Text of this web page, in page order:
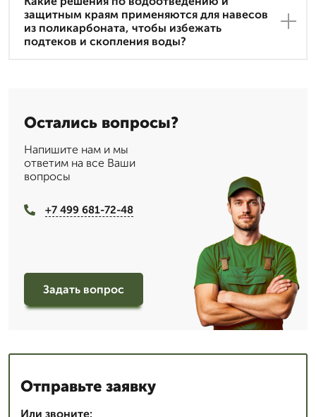
защитным краям применяются для навесов
из поликарбоната, чтобы избежать
подтеков и скопления воды?
Остались вопросы?
Напишите нам и мы
ответим на все Ваши
вопросы
+7 499 681-72-48
Задать вопрос
Отправьте заявку
Или звоните: